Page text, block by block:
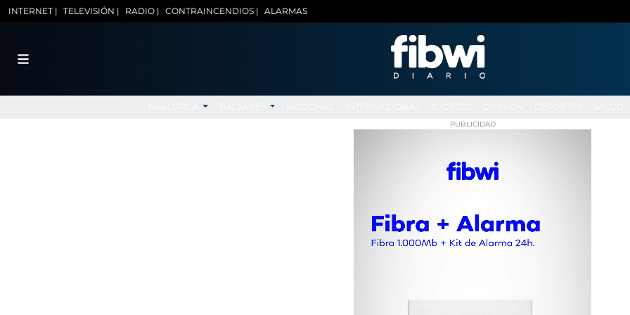
INTERNET | TELEVISIÓN | RADIO | CONTRAINCENDIOS | ALARMAS